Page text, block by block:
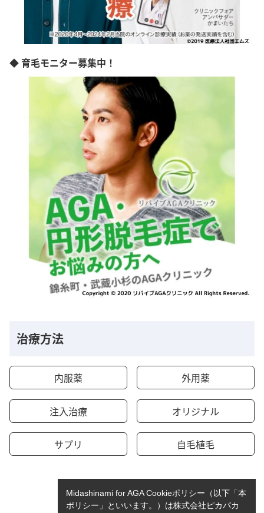
◆ 育毛モニター募集中！
治療方法
内服薬 外用薬
注入治療 オリジナル
サプリ 自毛植毛
Midashinami for AGA Cookieポリシー（以下「本
ポリシー」といいます。）は株式会社ピカパカ